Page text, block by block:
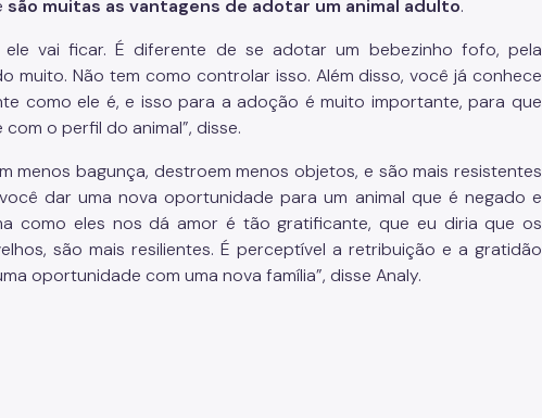
são muitas as vantagens de adotar um animal adulto.
vai ficar. É diferente de se adotar um bebezinho fofo, pela
muito. Não tem como controlar isso. Além disso, você já conhece
como ele é, e isso para a adoção é muito importante, para que
o perfil do animal”, disse.
menos bagunça, destroem menos objetos, e são mais resistentes
dar uma nova oportunidade para um animal que é negado e
como eles nos dá amor é tão gratificante, que eu diria que os
são mais resilientes. É perceptível a retribuição e a gratidão
oportunidade com uma nova família”, disse Analy.